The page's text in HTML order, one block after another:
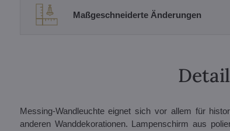
Maßgeschneiderte Änderungen
Messing-Wandleuchte eignet sich vor allem für
anderen Wanddekorationen. Lampenschirm aus